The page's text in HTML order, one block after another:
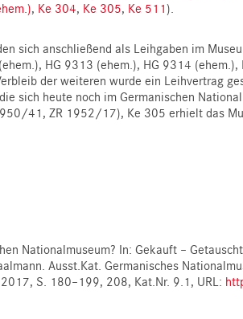
, Ke 304, Ke 305, Ke 511).
sich anschließend als Leihgaben im
HG 9313 (ehem.), HG 9314
der weiteren wurde ein Leihvertrag
sich heute noch im Germanischen
41, ZR 1952/17), Ke 305 erhielt das
Nationalmuseum? In: Gekauft –
Ausst.Kat. Germanisches
S. 180–199, 208, Kat.Nr. 9.1, URL: